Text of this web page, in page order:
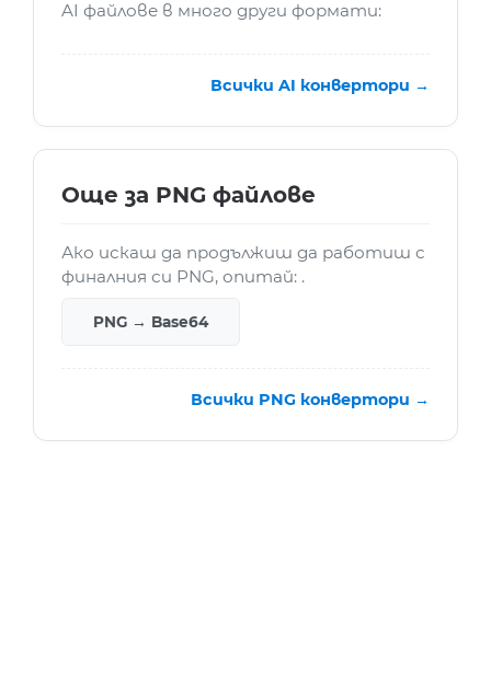
AI файлове в много други формати:
Всички AI конвертори →
Още за PNG файлове
Ако искаш да продължиш да работиш с
финалния си PNG, опитай: .
PNG → Base64
Всички PNG конвертори →